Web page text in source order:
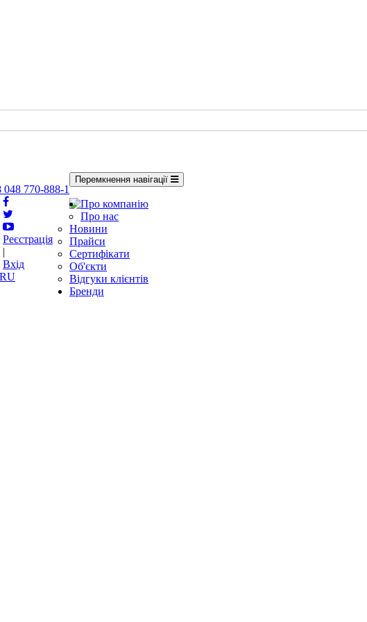
048 770-888-1
Реєстрація
|
Вхід
RU
Перемкнення навігації
Про компанію
Про нас
Новини
Прайси
Сертифікати
Об'єкти
Відгуки клієнтів
Бренди